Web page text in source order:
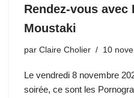
Rendez-vous avec
Moustaki
par Claire Cholier 10
Le vendredi 8 novembre
soirée, ce sont les